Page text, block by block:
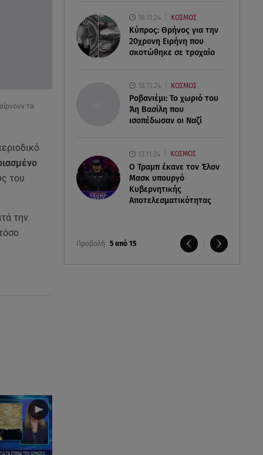
18.11.24 ΚΟΣΜΟΣ
Κύπρος: Θρήνος για την
20χρονη Ειρήνη που
σκοτώθηκε σε τροχαίο
18.11.24 ΚΟΣΜΟΣ
Ροβανιέμι: Το χωριό του
Άη Βασίλη που
ισοπέδωσαν οι Ναζί
13.11.24 ΚΟΣΜΟΣ
O Τραμπ έκανε τον Έλον
Μασκ υπουργό
Κυβερνητικής
Αποτελεσματικότητας
Προβολή 5 από 15
τα
του
την